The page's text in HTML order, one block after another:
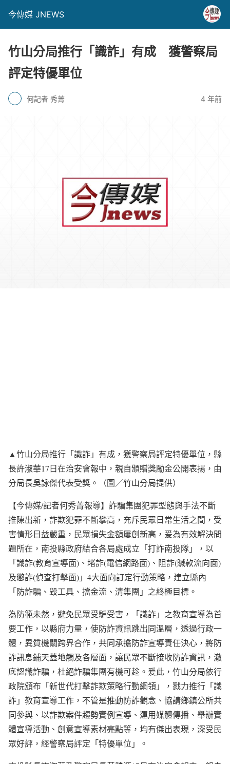
今傳媒 JNEWS
竹山分局推行「識詐」有成 獲警察局
評定特優單位
何記者 秀菁 4 年前
▲竹山分局推行「識詐」有成，獲警察局評定特優單位，縣
長許淑華17日在治安會報中，親自頒贈獎勵金公開表揚，由
分局長吳詠傑代表受獎。（圖／竹山分局提供）
【今傳媒/記者何秀菁報導】詐騙集團犯罪型態與手法不斷
推陳出新，詐欺犯罪不斷攀高，充斥民眾日常生活之間，受
害情形日益嚴重，民眾損失金額屢創新高，爰為有效解決問
題所在，南投縣政府結合各局處成立「打詐南投隊」，以
「識詐(教育宣導面)、堵詐(電信網路面)、阻詐(贓款流向面)
及懲詐(偵查打擊面)」4大面向訂定行動策略，建立縣內
「防詐騙、毀工具、擋金流、清集團」之終極目標。
為防範未然，避免民眾受騙受害，「識詐」之教育宣導為首
要工作，以縣府力量，使防詐資訊跳出同溫層，透過行政一
體，異質機關跨界合作，共同承擔防詐宣導責任決心，將防
詐訊息鋪天蓋地觸及各層面，讓民眾不斷接收防詐資訊，澈
底認識詐騙，杜絕詐騙集團有機可趁。爰此，竹山分局依行
政院頒布「新世代打擊詐欺策略行動綱領」，戮力推行「識
詐」教育宣導工作，不管是推動防詐觀念、協請鄉鎮公所共
同參與、以詐欺案件趨勢實例宣導、運用媒體傳播、舉辦實
體宣導活動、創意宣導素材亮點等，均有傑出表現，深受民
眾好評，經警察局評定「特優單位」。